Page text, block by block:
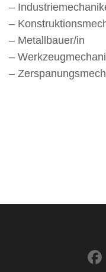
–
–
– Metallbauer/in
–
–